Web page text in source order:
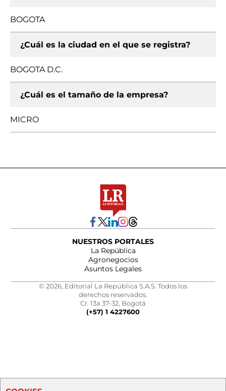
BOGOTA
¿Cuál es la ciudad en el que se registra?
BOGOTA D.C.
¿Cuál es el tamaño de la empresa?
MICRO
NUESTROS PORTALES
La República
Agronegocios
Asuntos Legales
© 2026, Editorial La República S.A.S. Todos los
derechos reservados.
Cr. 13a 37-32, Bogotá
(+57) 1 4227600